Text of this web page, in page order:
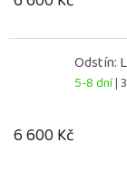
Odstín:
5-8 dní|
6 600 Kč